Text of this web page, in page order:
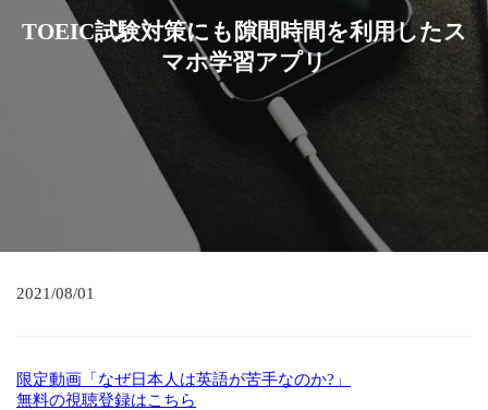
TOEIC試験対策にも隙間時間を利用したス
マホ学習アプリ
2021/08/01
限定動画「なぜ日本人は英語が苦手なのか?」
無料の視聴登録はこちら